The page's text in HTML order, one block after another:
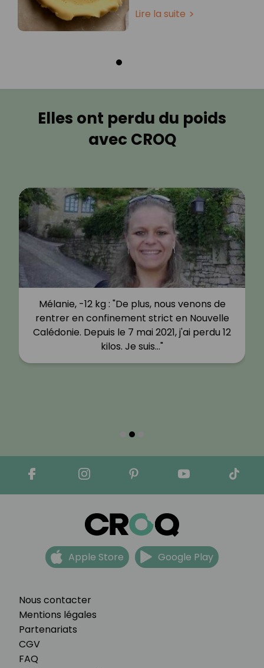
Lire la suite
Elles ont perdu du poids
avec CROQ
Mélanie, -12 kg : "De plus, nous venons de
rentrer en confinement strict en Nouvelle
Calédonie. Depuis le 7 mai 2021, j'ai perdu 12
kilos. Je suis…"
Nous contacter
Mentions légales
Partenariats
CGV
FAQ
Apple Store Google Play